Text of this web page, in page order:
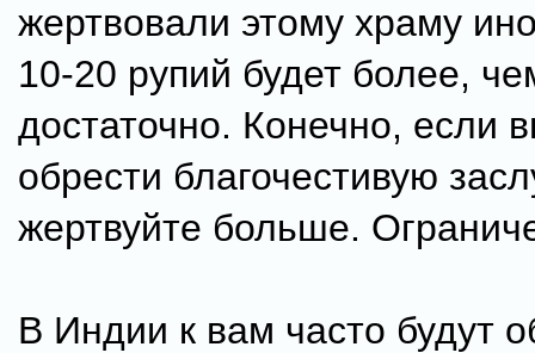
жертвовали этому храму
10-20 рупий будет более,
достаточно. Конечно, если
обрести благочестивую
жертвуйте больше.
В Индии к вам часто будут